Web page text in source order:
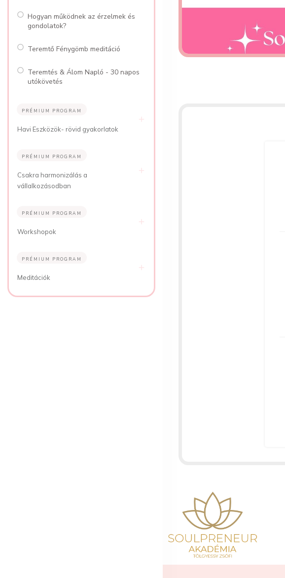
Hogyan működnek az érzelmek és
gondolatok?
Teremtő Fénygömb meditáció
Teremtés & Álom Napló - 30 napos
utókövetés
PRÉMIUM PROGRAM
Havi Eszközök- rövid gyakorlatok
PRÉMIUM PROGRAM
Csakra harmonizálás a
vállalkozásodban
PRÉMIUM PROGRAM
Workshopok
PRÉMIUM PROGRAM
Meditációk